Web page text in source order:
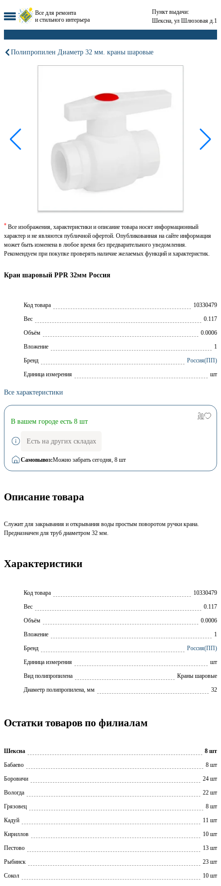
Все для ремонта
и стильного интерьера
Пункт выдачи:
Шексна, ул Шлюзовая д.1
Полипропилен Диаметр 32 мм. краны шаровые
Кран шаровый PPR 32мм Россия
Код товара
10330479
Вес
0.117
Объём
0.0006
Вложение
1
Брeнд
Россия(ПП)
Единица измерения
шт
Все характеристики
* Все изображения, характеристики и описание товара носят информационный
характер и не являются публичной офертой. Опубликованная на сайте информация
может быть изменена в любое время без предварительного уведомления.
Рекомендуем при покупке проверять наличие желаемых функций и характеристик.
В вашем городе есть 8 шт
Есть на других складах
Самовывоз:Можно забрать сегодня, 8 шт
Описание товара
Служит для закрывания и открывания воды простым поворотом ручки крана.
Предназначен для труб диаметром 32 мм.
Характеристики
Код товара
10330479
Вес
0.117
Объём
0.0006
Вложение
1
Бренд
Россия(ПП)
Единица измерения
шт
Вид полипропилена
Краны шаровые
Диаметр полипропилена, мм
32
Остатки товаров по филиалам
Шексна
8 шт
Бабаево
8 шт
Боровичи
24 шт
Вологда
22 шт
Грязовец
8 шт
Кадуй
11 шт
Кириллов
10 шт
Пестово
13 шт
Рыбинск
23 шт
Сокол
10 шт